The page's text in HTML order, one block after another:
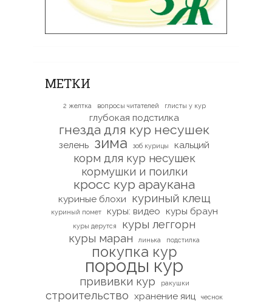
МЕТКИ
2 желтка вопросы читателей глисты у кур
глубокая подстилка
гнезда для кур несушек
зелень зима зоб курицы кальций
корм для кур несушек
кормушки и поилки
кросс кур араукана
куриные блохи куриный клещ
куриный помет куры: видео куры браун
куры дерутся
куры леггорн
куры маран
линька подстилка
покупка кур
породы кур
прививки кур ракушки
строительство хранение яиц
чеснок